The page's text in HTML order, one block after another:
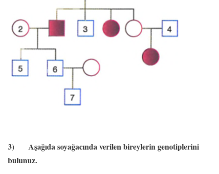
3)
Aşağıda soyağacında verilen bireylerin genotiplerini
bulunuz.